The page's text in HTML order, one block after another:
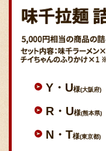
Y・U様(大阪府)
R・U様(熊本県)
N・T様(東京都)